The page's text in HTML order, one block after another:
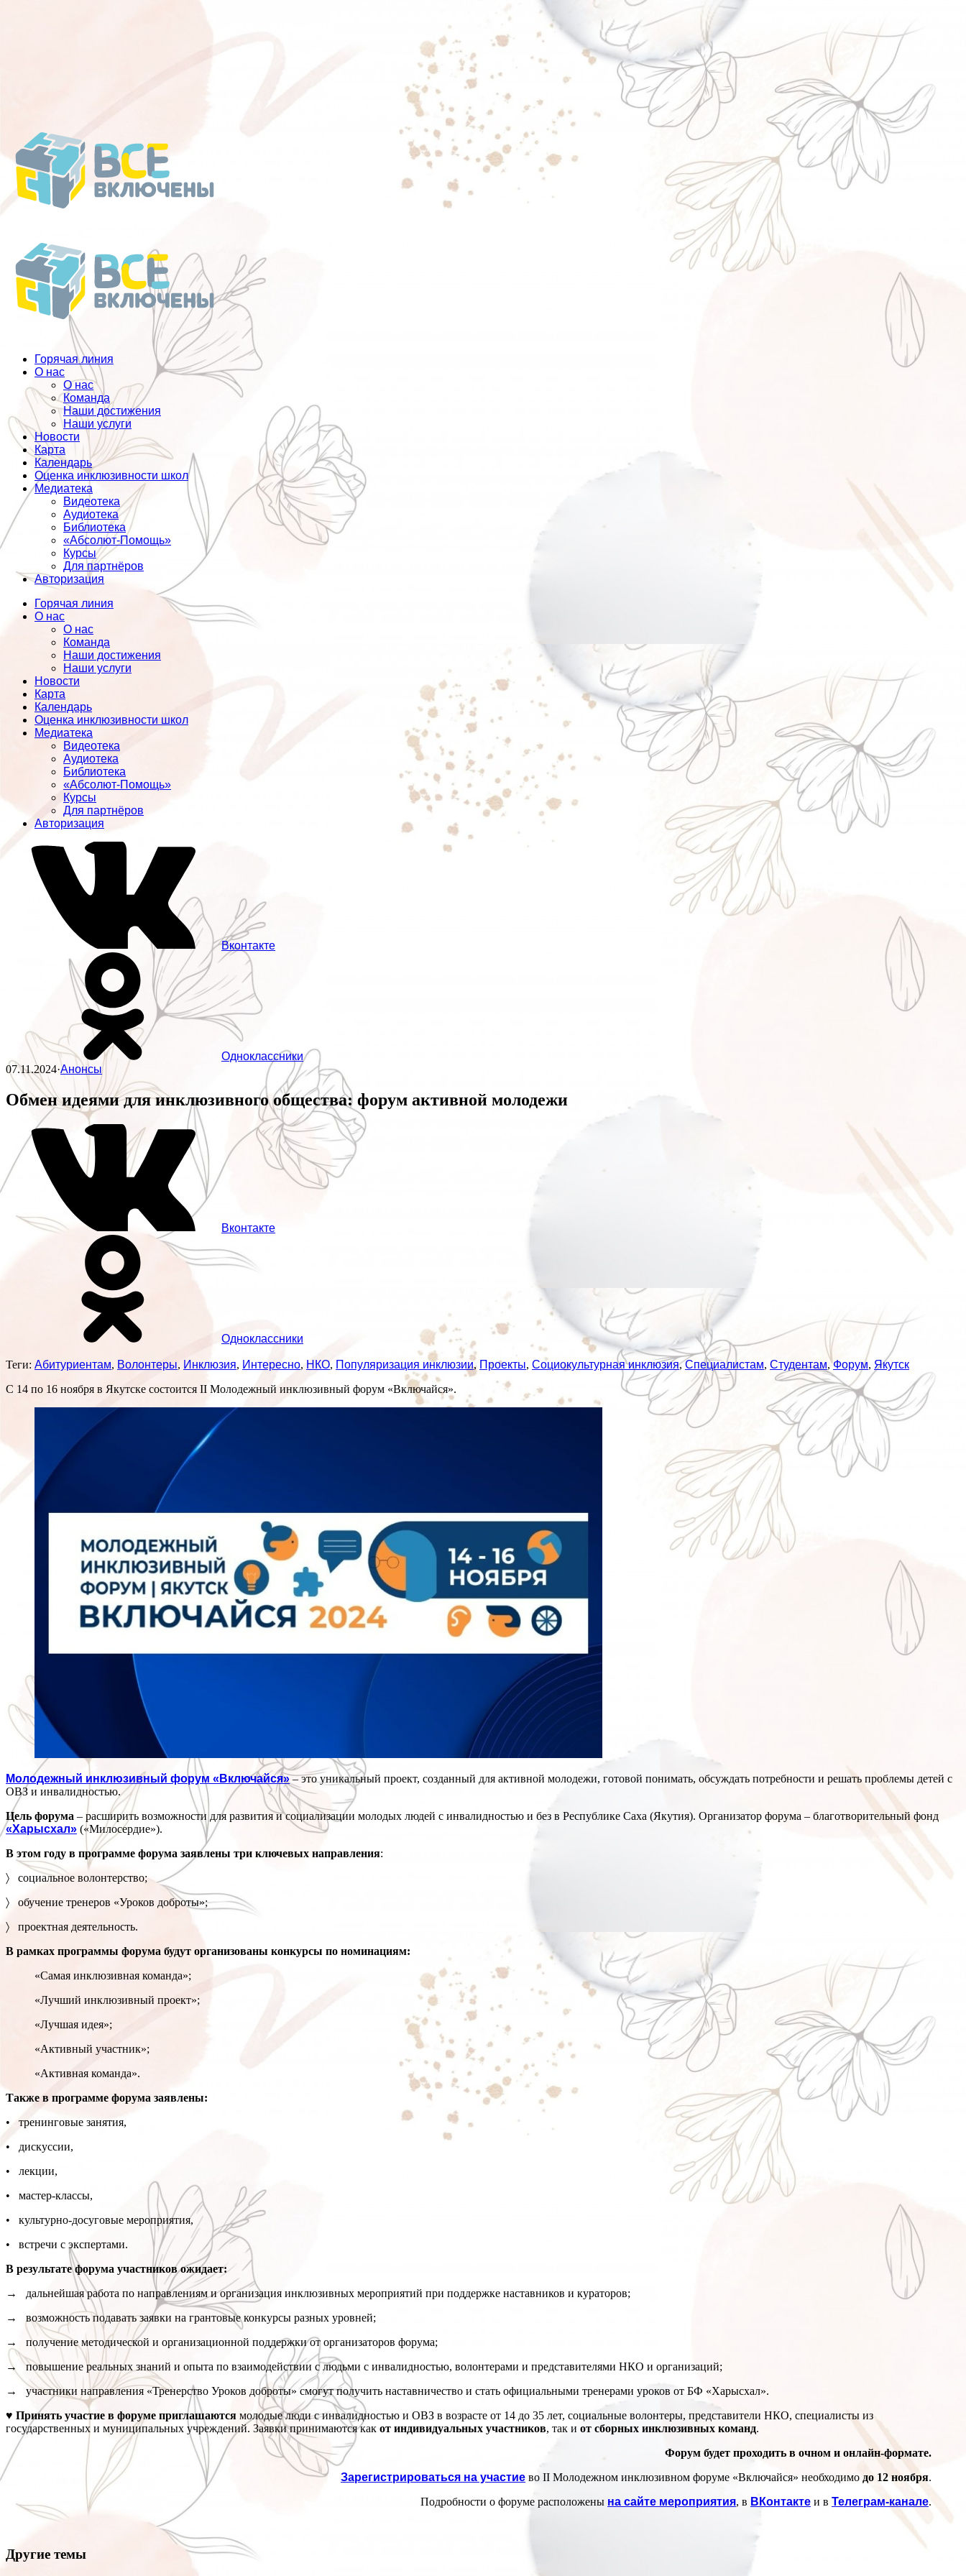
Горячая линия
О нас
О нас
Команда
Наши достижения
Наши услуги
Новости
Карта
Календарь
Оценка инклюзивности школ
Медиатека
Видеотека
Аудиотека
Библиотека
«Абсолют-Помощь»
Курсы
Для партнёров
Авторизация
Горячая линия
О нас
О нас
Команда
Наши достижения
Наши услуги
Новости
Карта
Календарь
Оценка инклюзивности школ
Медиатека
Видеотека
Аудиотека
Библиотека
«Абсолют-Помощь»
Курсы
Для партнёров
Авторизация
Вконтакте
Одноклассники
07.11.2024·Анонсы
Обмен идеями для инклюзивного общества: форум активной молодежи
Вконтакте
Одноклассники
Теги: Абитуриентам, Волонтеры, Инклюзия, Интересно, НКО, Популяризация инклюзии, Проекты, Социокультурная инклюзия,Специалистам, Студентам,Форум, Якутск
С 14 по 16 ноября в Якутске состоится II Молодежный инклюзивный форум «Включайся».
Молодежный инклюзивный форум «Включайся»– это уникальный проект, созданный для активной молодежи, готовой понимать, обсуждать потребности и решать проблемы детей с
ОВЗ и инвалидностью.
Цель форума – расширить возможности для развития и социализации молодых людей с инвалидностью и без в Республике Саха (Якутия). Организатор форума – благотворительный фонд
«Харысхал» («Милосердие»).
В этом году в программе форума заявлены три ключевых направления:
〉 социальное волонтерство;
〉 обучение тренеров «Уроков доброты»;
〉 проектная деятельность.
В рамках программы форума будут организованы конкурсы по номинациям:
«Самая инклюзивная команда»;
«Лучший инклюзивный проект»;
«Лучшая идея»;
«Активный участник»;
«Активная команда».
Также в программе форума заявлены:
• тренинговые занятия,
• дискуссии,
• лекции,
• мастер-классы,
• культурно-досуговые мероприятия,
• встречи с экспертами.
В результате форума участников ожидает:
→ дальнейшая работа по направлениям и организация инклюзивных мероприятий при поддержке наставников и кураторов;
→ возможность подавать заявки на грантовые конкурсы разных уровней;
→ получение методической и организационной поддержки от организаторов форума;
→ повышение реальных знаний и опыта по взаимодействии с людьми с инвалидностью, волонтерами и представителями НКО и организаций;
→ участники направления «Тренерство Уроков доброты» смогут получить наставничество и стать официальными тренерами уроков от БФ «Харысхал».
♥ Принять участие в форуме приглашаются молодые люди с инвалидностью и ОВЗ в возрасте от 14 до 35 лет, социальные волонтеры, представители НКО, специалисты из
государственных и муниципальных учреждений. Заявки принимаются как от индивидуальных участников, так и от сборных инклюзивных команд.
Форум будет проходить в очном и онлайн-формате.
Зарегистрироваться на участие во II Молодежном инклюзивном форуме «Включайся» необходимо до 12 ноября.
Подробности о форуме расположены на сайте мероприятия, в ВКонтакте и в Телеграм-канале.
Другие темы